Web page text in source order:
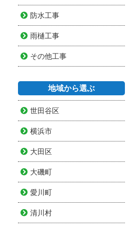
防水工事
雨樋工事
その他工事
地域から選ぶ
世田谷区
横浜市
大田区
大磯町
愛川町
清川村